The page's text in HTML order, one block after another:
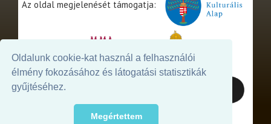
Oldalunk cookie-kat használ a felhasználói
élmény fokozásához és látogatási statisztikák
gyűjtéséhez.
Megértettem
Az oldal megjelenését támogatja: